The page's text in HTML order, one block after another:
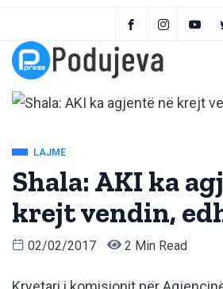
LAJME
Shala: AKI ka
krejt vendin,
02/02/2017 2 Min Read